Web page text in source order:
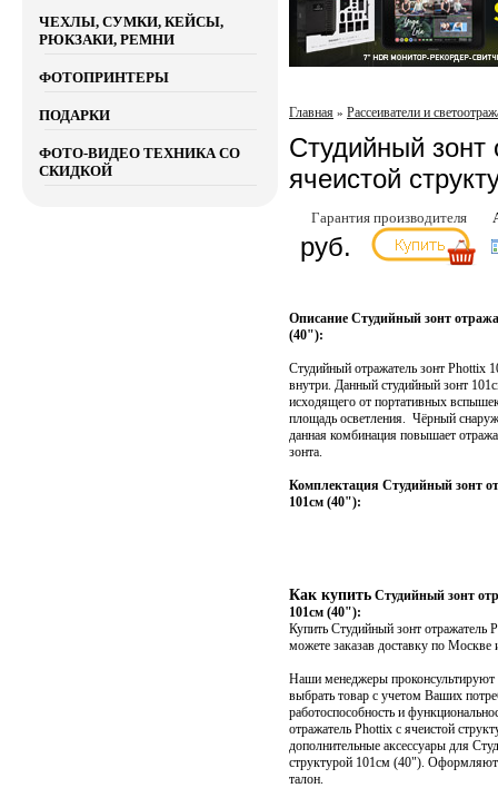
ЧЕХЛЫ, СУМКИ, КЕЙСЫ,
РЮКЗАКИ, РЕМНИ
ФОТОПРИНТЕРЫ
ПОДАРКИ
ФОТО-ВИДЕО ТЕХНИКА СО
СКИДКОЙ
Главная » Рассеиватели и
Студийный зонт
ячеистой
Гарантия производителя
руб.
Описание Студийный зонт
(40"):
Студийный отражатель зонт Phottix
внутри. Данный студийный зонт
исходящего от портативных
площадь осветления. Чёрный
данная комбинация повышает
зонта.
Комплектация Студийный зонт
101cм (40"):
Как купить Студийный зонт
101cм (40"):
Купить Студийный зонт отражатель
можете заказав доставку по Москве
Наши менеджеры проконсультируют
выбрать товар с учетом Ваших
работоспособность и
отражатель Phottix с ячеистой
дополнительные аксессуары для
структурой 101cм (40").
талон.